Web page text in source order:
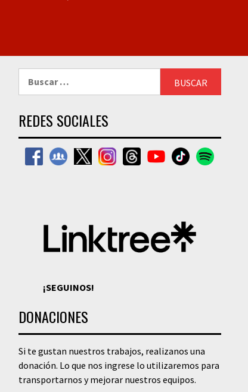
REDES SOCIALES
¡SEGUINOS!
DONACIONES
Si te gustan nuestros trabajos, realizanos una
donación. Lo que nos ingrese lo utilizaremos para
transportarnos y mejorar nuestros equipos.